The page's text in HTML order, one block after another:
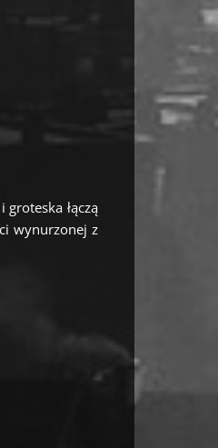
łączą
wynurzonej z